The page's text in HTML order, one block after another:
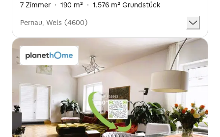
7 Zimmer · 190 m² · 1.576 m² Grundstück
Pernau, Wels (4600)